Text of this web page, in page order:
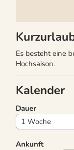
Es besteht eine
Hochsaison.
Kalender
Ankunft
Dauer